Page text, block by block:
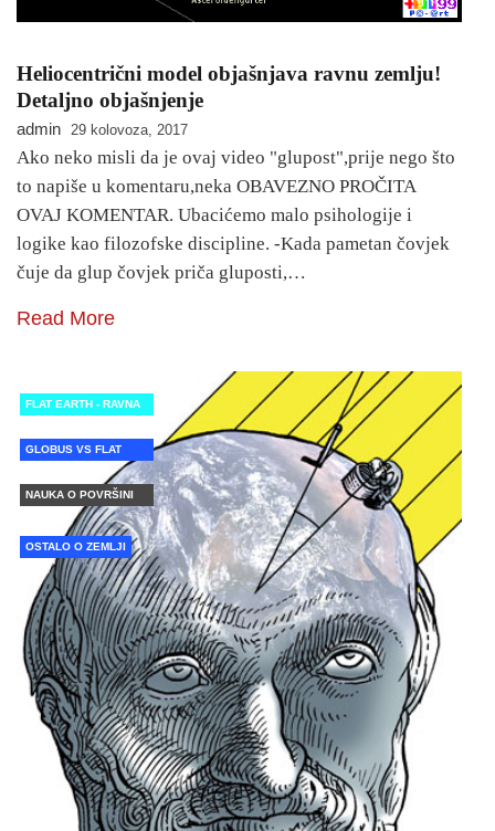
Heliocentrični model objašnjava ravnu zemlju!
Detaljno objašnjenje
admin 29 kolovoza, 2017
Ako neko misli da je ovaj video "glupost",prije nego što
to napiše u komentaru,neka OBAVEZNO PROČITA
OVAJ KOMENTAR. Ubacićemo malo psihologije i
logike kao filozofske discipline. -Kada pametan čovjek
čuje da glup čovjek priča gluposti,…
Read More
FLAT EARTH - RAVNA
GLOBUS VS FLAT
NAUKA O POVRŠINI
OSTALO O ZEMLJI